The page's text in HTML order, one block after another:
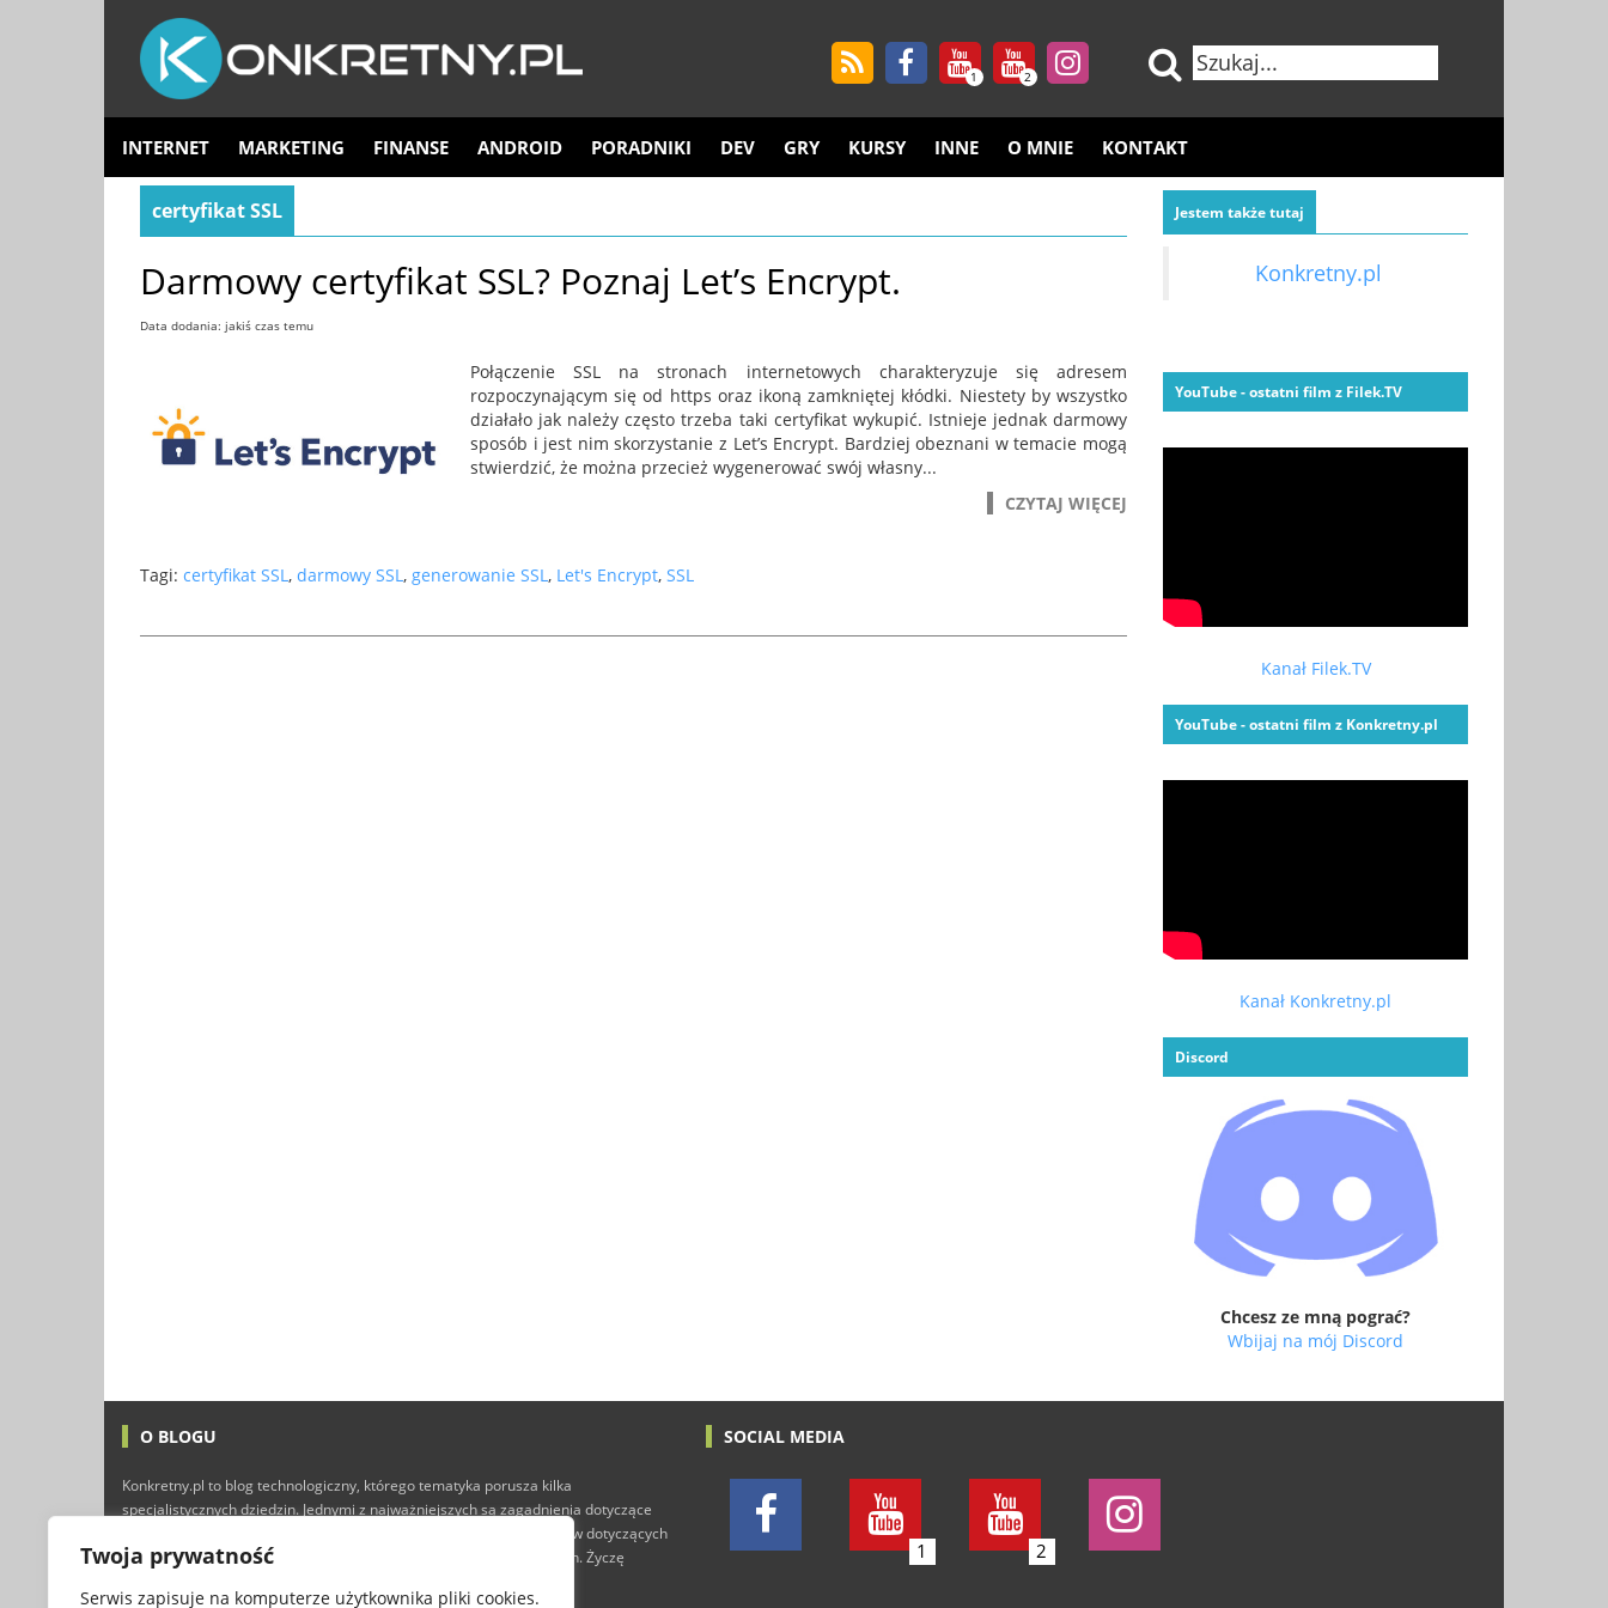
Twoja prywatność
Serwis zapisuje na komputerze użytkownika pliki cookies.
1 2
INTERNET MARKETING FINANSE ANDROID PORADNIKI DEV GRY KURSY INNE O MNIE KONTAKT
certyfikat SSL
Darmowy certyfikat SSL? Poznaj Let’s Encrypt.
Data dodania: jakiś czas temu
Połączenie SSL na stronach internetowych charakteryzuje się adresem
rozpoczynającym się od https oraz ikoną zamkniętej kłódki. Niestety by wszystko
działało jak należy często trzeba taki certyfikat wykupić. Istnieje jednak darmowy
sposób i jest nim skorzystanie z Let’s Encrypt. Bardziej obeznani w temacie mogą
stwierdzić, że można przecież wygenerować swój własny...
CZYTAJ WIĘCEJ
Tagi: certyfikat SSL, darmowy SSL, generowanie SSL, Let's Encrypt, SSL
Jestem także tutaj
Konkretny.pl
YouTube - ostatni film z Filek.TV
Kanał Filek.TV
YouTube - ostatni film z Konkretny.pl
Kanał Konkretny.pl
Discord
Chcesz ze mną pograć?
Wbijaj na mój Discord
O BLOGU
Konkretny.pl to blog technologiczny, którego tematyka porusza kilka
specjalistycznych dziedzin. Jednymi z najważniejszych są zagadnienia dotyczące
technologii i Internetu, ale nie brakuje tutaj również typowych tekstów dotyczących
finansów, marketingu, programowania, a nawet gier komputerowych. Życzę
SOCIAL MEDIA
1 2